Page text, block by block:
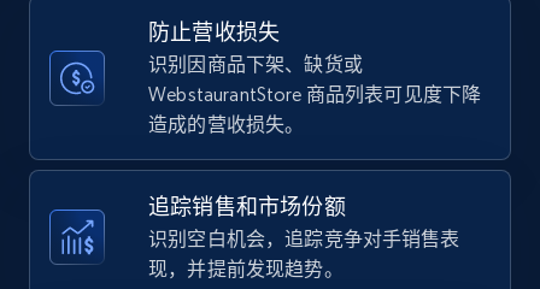
35.3K+ 5.7K+ 立即开始
Amazon Reviews
URL, Product name, Product rating, Product
rating object, Product rating max, Rating,
防止营收损失
识别因商品下架、缺货或
WebstaurantStore 商品列表可见度下降
造成的营收损失。
追踪销售和市场份额
识别空白机会，追踪竞争对手销售表
现，并提前发现趋势。